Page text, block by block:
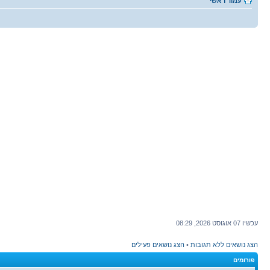
עכשיו 07 אוגוסט 2026, 08:29
הצג נושאים ללא תגובות • הצג נושאים פעילים
פורומים